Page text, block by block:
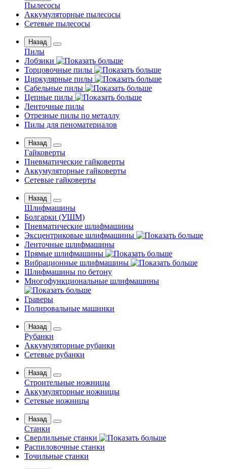
Пылесосы
Аккумуляторные пылесосы
Сетевые пылесосы
Назад
Пилы
Лобзики
Торцовочные пилы
Циркулярные пилы
Сабельные пилы
Цепные пилы
Ленточные пилы
Отрезные пилы по металлу
Пилы для пеноматериалов
Назад
Гайковерты
Пневматические гайковерты
Аккумуляторные гайковерты
Сетевые гайковерты
Назад
Шлифмашины
Бoлгаpки (УШM)
Пневматические шлифмашины
Эксцентриковые шлифмашины
Ленточные шлифмашины
Прямые шлифмашины
Вибрационные шлифмашины
Шлифмашины по бетону
Многофункциональные шлифмашины
Граверы
Полировальные машинки
Назад
Рубанки
Аккумуляторные рубанки
Сетевые рубанки
Назад
Строительные ножницы
Аккумуляторные ножницы
Сетевые ножницы
Назад
Станки
Сверлильные станки
Распиловочные станки
Точильные станки